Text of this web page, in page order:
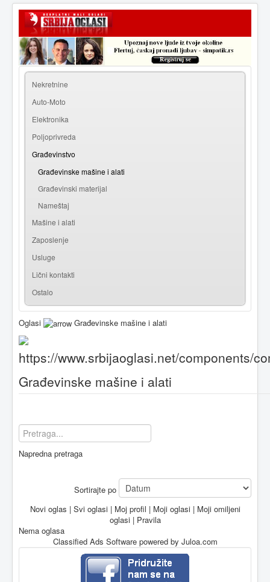
| Registracija
Nekretnine
Auto-Moto
Elektronika
Poljoprivreda
Građevinstvo
Građevinske mašine i alati
Građevinski materijal
Nameštaj
Mašine i alati
Zaposlenje
Usluge
Lični kontakti
Ostalo
Oglasi Građevinske mašine i alati
Građevinske mašine i alati
Napredna pretraga
Sortirajte po
Novi oglas | Svi oglasi| Moj profil | Moji oglasi| Moji omiljeni
oglasi| Pravila
Nema oglasa
Classified Ads Softwarepowered by Juloa.com